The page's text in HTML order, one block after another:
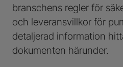
branschens regler för
och leveransvillkor för
detaljerad information
dokumenten härunder.